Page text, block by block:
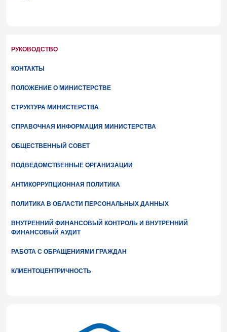
РУКОВОДСТВО
КОНТАКТЫ
ПОЛОЖЕНИЕ О МИНИСТЕРСТВЕ
СТРУКТУРА МИНИСТЕРСТВА
СПРАВОЧНАЯ ИНФОРМАЦИЯ МИНИСТЕРСТВА
ОБЩЕСТВЕННЫЙ СОВЕТ
ПОДВЕДОМСТВЕННЫЕ ОРГАНИЗАЦИИ
АНТИКОРРУПЦИОННАЯ ПОЛИТИКА
ПОЛИТИКА В ОБЛАСТИ ПЕРСОНАЛЬНЫХ ДАННЫХ
ВНУТРЕННИЙ ФИНАНСОВЫЙ КОНТРОЛЬ И ВНУТРЕННИЙ
ФИНАНСОВЫЙ АУДИТ
РАБОТА С ОБРАЩЕНИЯМИ ГРАЖДАН
КЛИЕНТОЦЕНТРИЧНОСТЬ